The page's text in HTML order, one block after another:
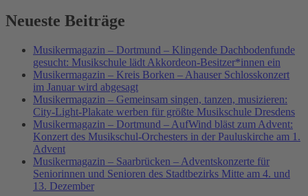
Neueste Beiträge
Musikermagazin – Dortmund – Klingende Dachbodenfunde
gesucht: Musikschule lädt Akkordeon-Besitzer*innen ein
Musikermagazin – Kreis Borken – Ahauser Schlosskonzert
im Januar wird abgesagt
Musikermagazin – Gemeinsam singen, tanzen, musizieren:
City-Light-Plakate werben für größte Musikschule Dresdens
Musikermagazin – Dortmund – AufWind bläst zum Advent:
Konzert des Musikschul-Orchesters in der Pauluskirche am 1.
Advent
Musikermagazin – Saarbrücken – Adventskonzerte für
Seniorinnen und Senioren des Stadtbezirks Mitte am 4. und
13. Dezember